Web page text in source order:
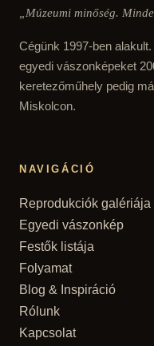
„Múzeumi minőség.
Cégünk 1997-ben
egyedi vászonképeket
keretezőműhely pedig
Miskolcon.
NAVIGÁCIÓ
Reprodukciók galériája
Egyedi vászonkép
Festők listája
Folyamat
Blog & Inspiráció
Rólunk
Kapcsolat